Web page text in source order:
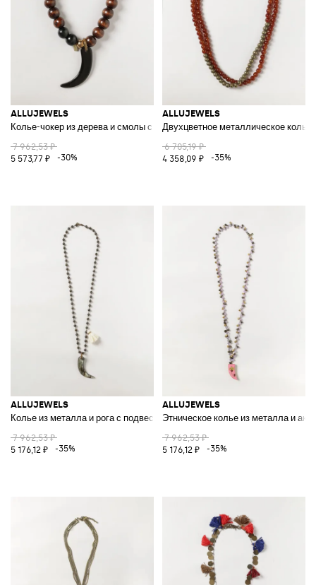
ALLUJEWELS
Колье-чокер из дерева и смолы с подвесками и магнитной застежкой
7 962,53 ₽
5 573,77 ₽
-30%
ALLUJEWELS
Двухцветное металлическое
6 705,19 ₽
4 358,09 ₽
-35%
ALLUJEWELS
Колье из металла и рога с подвесками и кисточками
7 962,53 ₽
5 176,12 ₽
-35%
ALLUJEWELS
Этническое колье из металла и
7 962,53 ₽
5 176,12 ₽
-35%